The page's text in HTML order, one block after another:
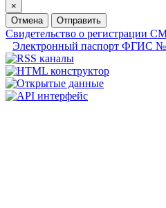
×
Отмена
Отправить
Свидетельство о регистрации
Электронный паспорт ФГИС